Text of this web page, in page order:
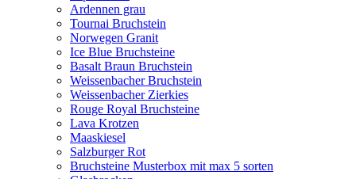
Ardennen grau
Tournai Bruchstein
Norwegen Granit
Ice Blue Bruchsteine
Basalt Braun Bruchstein
Weissenbacher Bruchstein
Weissenbacher Zierkies
Rouge Royal Bruchsteine
Lava Krotzen
Maaskiesel
Salzburger Rot
Bruchsteine Musterbox mit max 5 sorten